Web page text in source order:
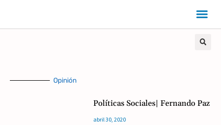
Opinión
Políticas Sociales| Fernando Paz
abril 30, 2020